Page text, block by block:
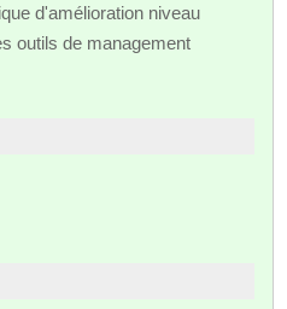
d'amélioration niveau
outils de management